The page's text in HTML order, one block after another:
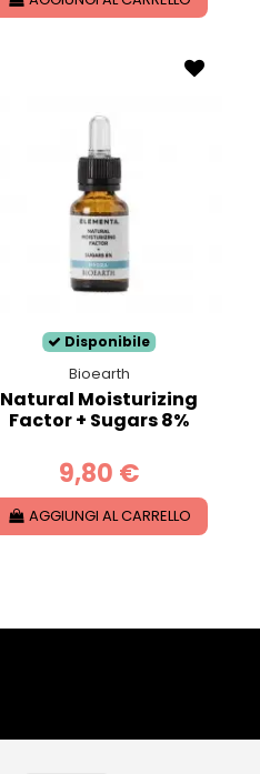
Disponibile
Bioearth
Natural Moisturizing
Factor + Sugars 8%
9,80 €
AGGIUNGI AL CARRELLO